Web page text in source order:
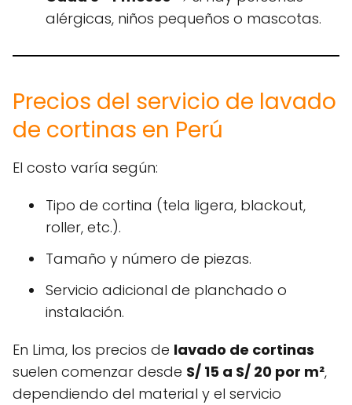
alérgicas, niños pequeños o mascotas.
Precios del servicio de lavado
de cortinas en Perú
El costo varía según:
Tipo de cortina (tela ligera, blackout,
roller, etc.).
Tamaño y número de piezas.
Servicio adicional de planchado o
instalación.
En Lima, los precios de lavado de cortinas
suelen comenzar desde S/ 15 a S/ 20 por m²,
dependiendo del material y el servicio